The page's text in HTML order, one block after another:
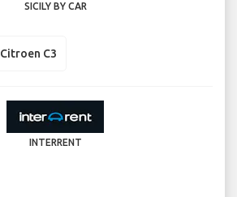
SICILY BY CAR
Citroen C3
INTERRENT